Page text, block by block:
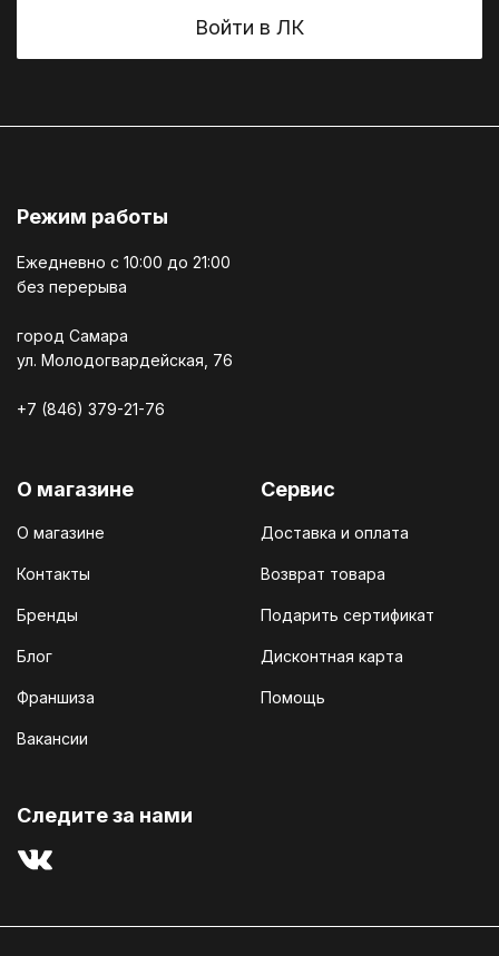
Войти в ЛК
Режим работы
Ежедневно c 10:00 до 21:00
без перерыва
город Самара
ул. Молодогвардейская, 76
+7 (846) 379-21-76
О магазине
О магазине
Контакты
Бренды
Блог
Франшиза
Вакансии
Сервис
Доставка и оплата
Возврат товара
Подарить сертификат
Дисконтная карта
Помощь
Cледите за нами